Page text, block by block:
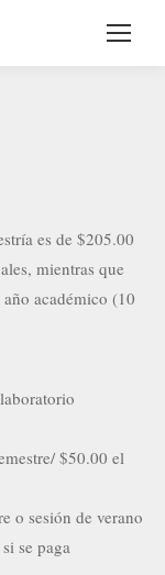
es de $205.00
mientras que
académico (10
$50.00 el
o sesión de verano
se paga